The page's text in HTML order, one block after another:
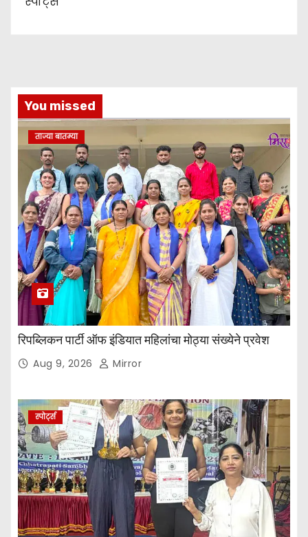
You missed
ताज्या बातम्या
रिपब्लिकन पार्टी ऑफ इंडियात महिलांचा मोठ्या संख्येने प्रवेश
Aug 9, 2026 Mirror
स्पोर्ट्स